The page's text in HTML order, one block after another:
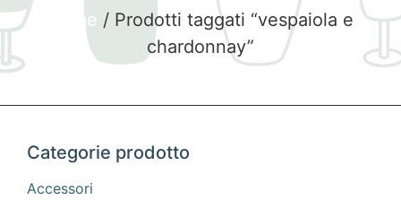
Home / Prodotti taggati “vespaiola e
chardonnay”
Categorie prodotto
Accessori